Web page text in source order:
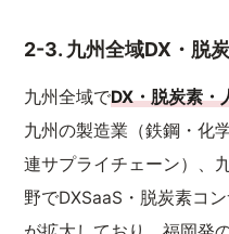
2-3. 九州全域DX・脱
九州全域でDX・脱炭素・
九州の製造業（鉄鋼・化
連サプライチェーン）、
野でDXSaaS・脱炭素コ